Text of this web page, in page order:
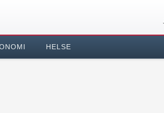
HELSE